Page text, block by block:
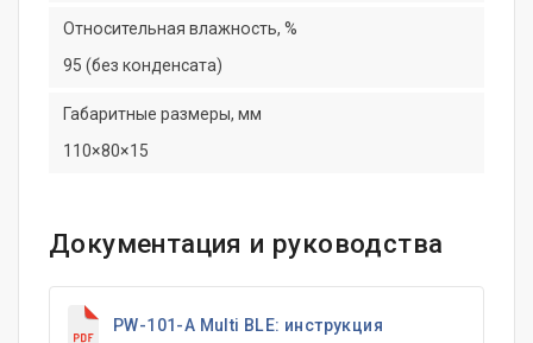
Относительная влажность, %
95 (без конденсата)
Габаритные размеры, мм
110×80×15
Документация и руководства
PW-101-A Multi BLE: инструкция